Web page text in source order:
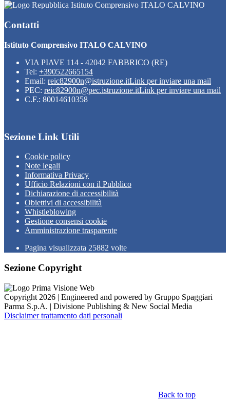
Istituto Comprensivo ITALO CALVINO
Contatti
Istituto Comprensivo ITALO CALVINO
VIA PIAVE 114 - 42042 FABBRICO (RE)
Tel: +390522665154
Email: reic82900n@istruzione.itLink per inviare una mail
PEC: reic82900n@pec.istruzione.itLink per inviare una mail
C.F.: 80014610358
Sezione Link Utili
Cookie policy
Note legali
Informativa Privacy
Ufficio Relazioni con il Pubblico
Dichiarazione di accessibilità
Obiettivi di accessibilità
Whistleblowing
Gestione consensi cookie
Amministrazione trasparente
Pagina visualizzata 25882 volte
Sezione Copyright
Copyright 2026 | Engineered and powered by Gruppo Spaggiari
Parma S.p.A. | Divisione Publishing & New Social Media
Disclaimer trattamento dati personali
Back to top